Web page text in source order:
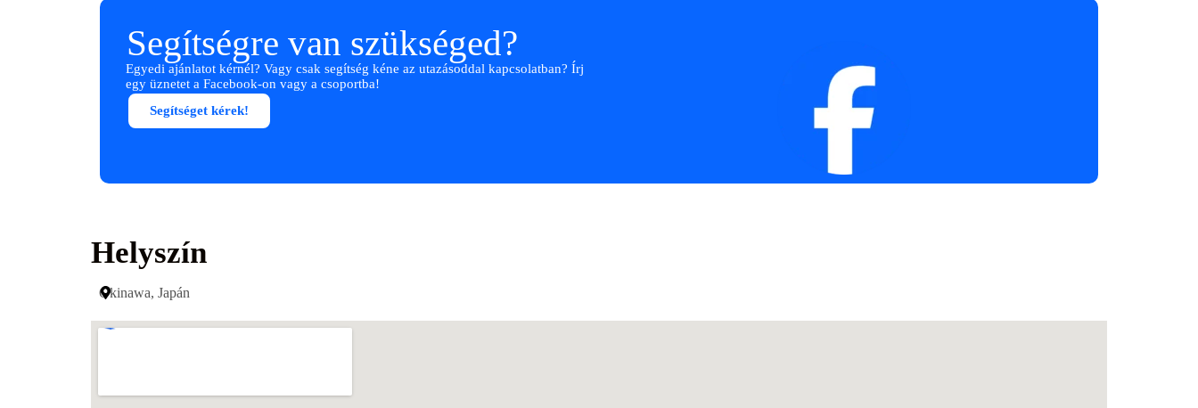
Segítségre van szükséged?
Egyedi ajánlatot kérnél? Vagy csak segítség kéne az utazásoddal kapcsolatban? Írj
egy üznetet a Facebook-on vagy a csoportba!
Segítséget kérek!
Helyszín
Okinawa, Japán